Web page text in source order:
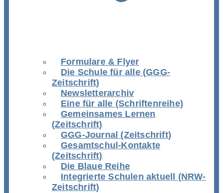
Formulare & Flyer
Die Schule für alle (GGG-
Zeitschrift)
Newsletterarchiv
Eine für alle (Schriftenreihe)
Gemeinsames Lernen
(Zeitschrift)
GGG-Journal (Zeitschrift)
Gesamtschul-Kontakte
(Zeitschrift)
Die Blaue Reihe
Integrierte Schulen aktuell (NRW-
Zeitschrift)